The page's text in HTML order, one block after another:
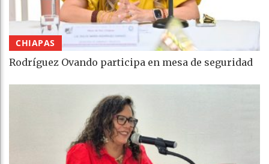
CHIAPAS
Rodríguez Ovando participa en mesa de seguridad